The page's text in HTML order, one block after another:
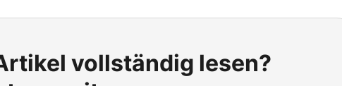
vollständig lesen?